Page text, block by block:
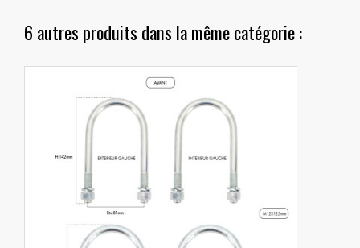
6 autres produits dans la même catégorie :